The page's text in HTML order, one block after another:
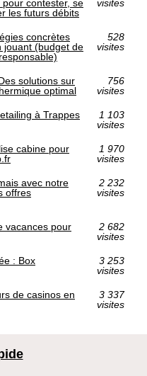
pour contester, se
les futurs débits
visites
concrètes
jouant (budget de
528
visites
solutions sur
optimal
756
visites
à Trappes
1 103
visites
cabine pour
1 970
visites
avec notre
offres
2 232
visites
vacances pour
2 682
visites
: Box
3 253
visites
de casinos en
3 337
visites